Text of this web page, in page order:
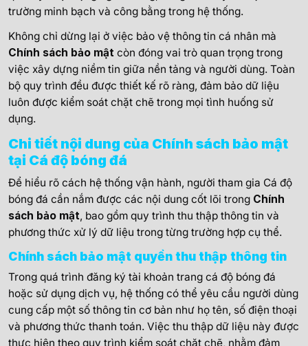
trường minh bạch và công bằng trong hệ thống.
Không chỉ dừng lại ở việc bảo vệ thông tin cá nhân mà
Chính sách bảo mật còn đóng vai trò quan trọng trong
việc xây dựng niềm tin giữa nền tảng và người dùng. Toàn
bộ quy trình đều được thiết kế rõ ràng, đảm bảo dữ liệu
luôn được kiểm soát chặt chẽ trong mọi tình huống sử
dụng.
Chi tiết nội dung của Chính sách bảo mật
tại Cá độ bóng đá
Để hiểu rõ cách hệ thống vận hành, người tham gia Cá độ
bóng đá cần nắm được các nội dung cốt lõi trong Chính
sách bảo mật, bao gồm quy trình thu thập thông tin và
phương thức xử lý dữ liệu trong từng trường hợp cụ thể.
Chính sách bảo mật quyền thu thập thông tin
Trong quá trình đăng ký tài khoản trang cá độ bóng đá
hoặc sử dụng dịch vụ, hệ thống có thể yêu cầu người dùng
cung cấp một số thông tin cơ bản như họ tên, số điện thoại
và phương thức thanh toán. Việc thu thập dữ liệu này được
thực hiện theo quy trình kiểm soát chặt chẽ, nhằm đảm